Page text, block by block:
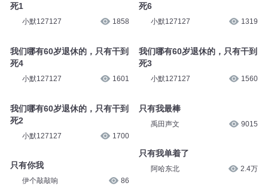
死1
小默127127 1858
我们哪有60岁退休的，只有干到
死4
小默127127 1601
我们哪有60岁退休的，只有干到
死2
小默127127 1700
只有你我
伊个敲敲响 86
死6
小默127127 1319
我们哪有60岁退休的，只有干到
死3
小默127127 1560
只有我最棒
禹田声文 9015
只有我单着了
阿哈东北 2.4万